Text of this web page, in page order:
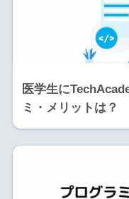
医学生に
ミ・メリットは？